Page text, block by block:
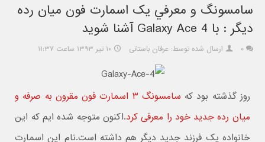
سامسونگ و معرفي يک اسمارت فون ميان رده
ديگر : با Galaxy Ace 4 آشنا شويد
۰ ارسال شده توسط: عرفان باستانی ۱۰ تیر ۱۳۹۳ ساعت ۱۱:۳۷
روز گذشته بود که
سامسونگ ۳ اسمارت فون مقرون به صرفه و
میان رده جدید خود را معرفی کرد.اکنون متوجه شده ايم که این
خانواده یک فرزند جدید دیگر هم داشته است.نام اين اسمارت